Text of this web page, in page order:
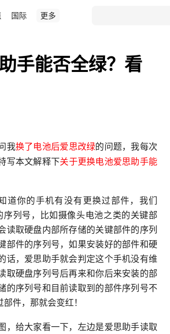
国际 更多
手能否全绿？看
我换了电池后爱思改绿的问题，我每次
写本文解释下关于更换电池爱思助手能
道你的手机有没有更换过部件，我们
列号，比如摄像头电池之类的关键部
读取硬盘内部所存储的关键部件的序列
部件的序列号，如果安装好的部件和硬
话，爱思助手就会判定这个手机没有维
取硬盘序列号后再来和你后来安装的部
的序列号和目前读取到的部件序列号不
件，那就会变红！
，给大家看一下，左边是爱思助手读取